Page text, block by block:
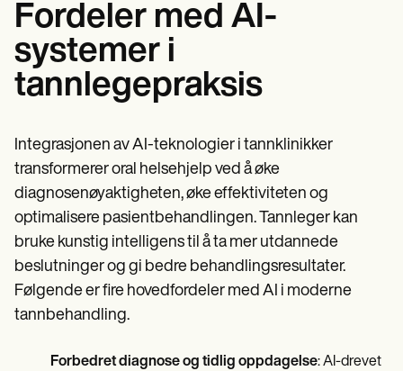
Fordeler med AI-
systemer i
tannlegepraksis
Integrasjonen av AI-teknologier i tannklinikker
transformerer oral helsehjelp ved å øke
diagnosenøyaktigheten, øke effektiviteten og
optimalisere pasientbehandlingen. Tannleger kan
bruke kunstig intelligens til å ta mer utdannede
beslutninger og gi bedre behandlingsresultater.
Følgende er fire hovedfordeler med AI i moderne
tannbehandling.
Forbedret diagnose og tidlig oppdagelse: AI-drevet